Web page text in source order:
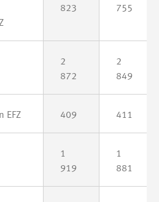
823 755
2
872
2
849
EFZ 409 411
1
919
1
881